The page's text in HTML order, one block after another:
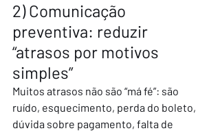
2) Comunicação
preventiva: reduzir
“atrasos por motivos
simples”
Muitos atrasos não são “má fé”: são
ruído, esquecimento, perda do boleto,
dúvida sobre pagamento, falta de